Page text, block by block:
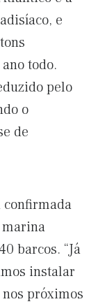
e
todo.
pelo
o
de
marina
barcos. “Já
instalar
próximos